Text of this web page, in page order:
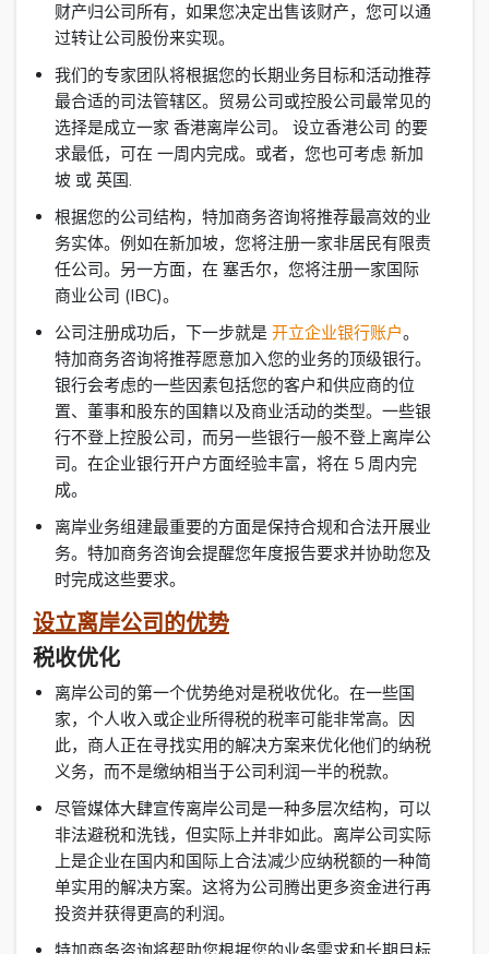
财产归公司所有，如果您决定出售该财产，您可以通
过转让公司股份来实现。
我们的专家团队将根据您的长期业务目标和活动推荐
最合适的司法管辖区。贸易公司或控股公司最常见的
选择是成立一家 香港离岸公司。 设立香港公司 的要
求最低，可在 一周内完成。或者，您也可考虑 新加
坡 或 英国.
根据您的公司结构，特加商务咨询将推荐最高效的业
务实体。例如在新加坡，您将注册一家非居民有限责
任公司。另一方面，在 塞舌尔，您将注册一家国际
商业公司 (IBC)。
公司注册成功后，下一步就是 开立企业银行账户。
特加商务咨询将推荐愿意加入您的业务的顶级银行。
银行会考虑的一些因素包括您的客户和供应商的位
置、董事和股东的国籍以及商业活动的类型。一些银
行不登上控股公司，而另一些银行一般不登上离岸公
司。在企业银行开户方面经验丰富，将在 5 周内完
成。
离岸业务组建最重要的方面是保持合规和合法开展业
务。特加商务咨询会提醒您年度报告要求并协助您及
时完成这些要求。
设立离岸公司的优势
税收优化
离岸公司的第一个优势绝对是税收优化。在一些国
家，个人收入或企业所得税的税率可能非常高。因
此，商人正在寻找实用的解决方案来优化他们的纳税
义务，而不是缴纳相当于公司利润一半的税款。
尽管媒体大肆宣传离岸公司是一种多层次结构，可以
非法避税和洗钱，但实际上并非如此。离岸公司实际
上是企业在国内和国际上合法减少应纳税额的一种简
单实用的解决方案。这将为公司腾出更多资金进行再
投资并获得更高的利润。